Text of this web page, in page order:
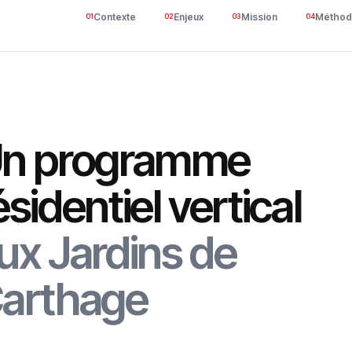
01Contexte 02Enjeux 03Mission 04
programme
vertical
Jardins de